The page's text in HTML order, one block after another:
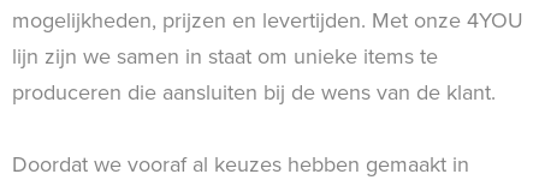
mogelijkheden, prijzen en levertijden. Met onze 4YOU
lijn zijn we samen in staat om unieke items te
produceren die aansluiten bij de wens van de klant.
Doordat we vooraf al keuzes hebben gemaakt in